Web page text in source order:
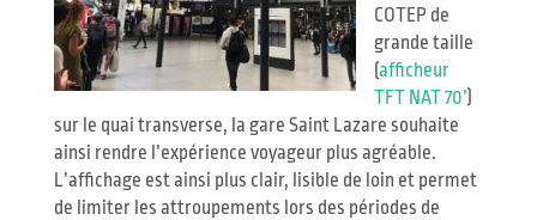
COTEP de
grande taille
(afficheur
TFT NAT 70’)
sur le quai transverse, la gare Saint Lazare souhaite
ainsi rendre l’expérience voyageur plus agréable.
L’affichage est ainsi plus clair, lisible de loin et permet
de limiter les attroupements lors des périodes de